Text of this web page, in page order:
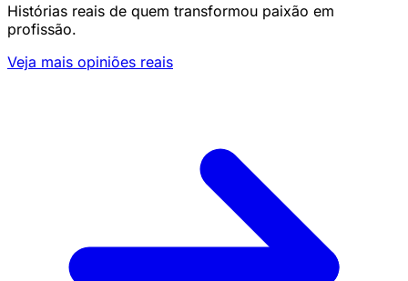
Histórias reais de quem transformou paixão em
profissão.
Veja mais opiniões reais